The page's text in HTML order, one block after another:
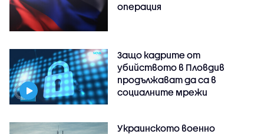
операция
Защо кадрите от
убийството в Пловдив
продължават да са в
социалните мрежи
Украинското военно